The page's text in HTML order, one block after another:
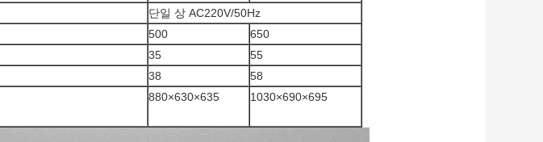
단일 상 AC220V/50Hz
500
650
35
55
38
58
880×630×635 1030×690×695